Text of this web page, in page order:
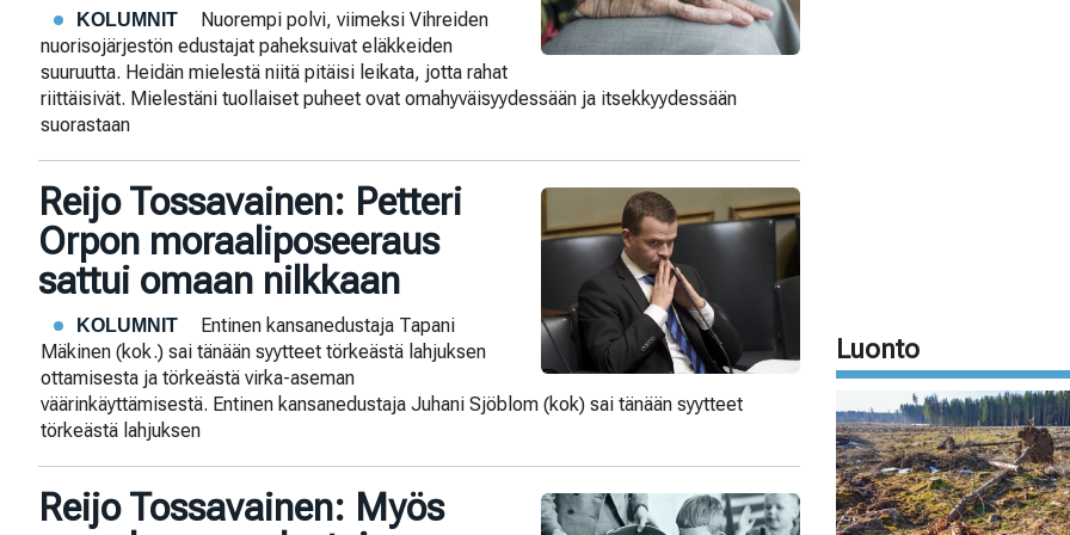
KOLUMNIT
Nuorempi polvi, viimeksi Vihreiden
nuorisojärjestön edustajat paheksuivat eläkkeiden
suuruutta. Heidän mielestä niitä pitäisi leikata, jotta rahat
riittäisivät. Mielestäni tuollaiset puheet ovat omahyväisyydessään ja itsekkyydessään
suorastaan
Reijo Tossavainen: Petteri
Orpon moraaliposeeraus
sattui omaan nilkkaan
KOLUMNIT
Entinen kansanedustaja Tapani
Mäkinen (kok.) sai tänään syytteet törkeästä lahjuksen
ottamisesta ja törkeästä virka-aseman
väärinkäyttämisestä. Entinen kansanedustaja Juhani Sjöblom (kok) sai tänään syytteet
törkeästä lahjuksen
Reijo Tossavainen: Myös
Luonto